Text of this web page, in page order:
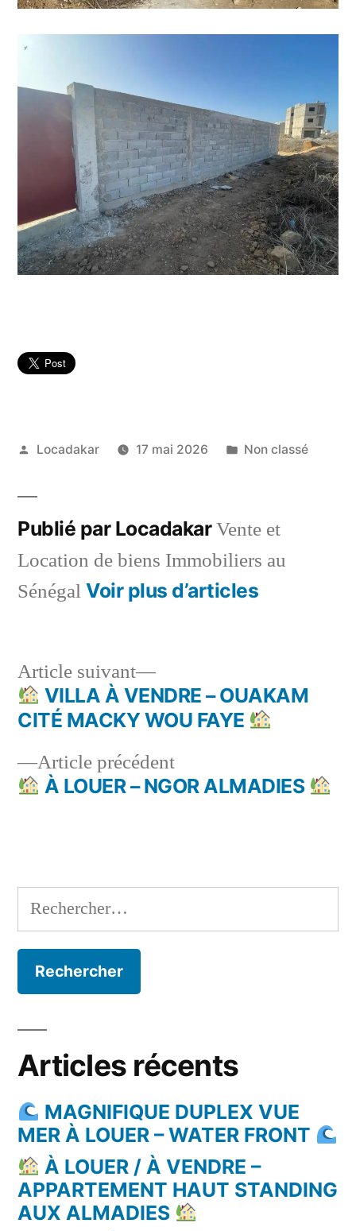
Publié
Locadakar 17 mai 2026
Publié
Non classé
Publié par LocadakarVente et
Location de biens Immobiliers au
Sénégal Voir plus d’articles
Navigation
l’article
Article précédentArticle
précédent :
À LOUER – NGOR ALMADIES
Article suivant
Article
suivant :
VILLA À VENDRE – OUAKAM
CITÉ MACKY WOU FAYE
Rechercher :
Articles récents
MAGNIFIQUE DUPLEX VUE
MER À LOUER – WATER FRONT
À LOUER / À VENDRE –
APPARTEMENT HAUT STANDING
AUX ALMADIES